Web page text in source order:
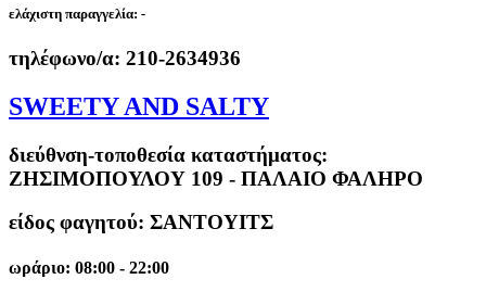
ελάχιστη παραγγελία: -
τηλέφωνο/α: 210-2634936
SWEETY AND SALTY
διεύθνση-τοποθεσία καταστήματος:
ΖΗΣΙΜΟΠΟΥΛΟΥ 109 - ΠΑΛΑΙΟ ΦΑΛΗΡΟ
είδος φαγητού: ΣΑΝΤΟΥΙΤΣ
ωράριο: 08:00 - 22:00